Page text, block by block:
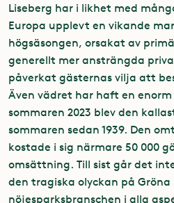
Liseberg har i likhet med
Europa upplevt en vikande
högsäsongen, orsakat av
generellt mer ansträngda
påverkat gästernas vilja att
Även vädret har haft en
sommaren 2023 blev den
sommaren sedan 1939. Den
kostade i sig närmare 50 000
omsättning. Till sist går det
den tragiska olyckan på
nöjesparksbranschen i alla